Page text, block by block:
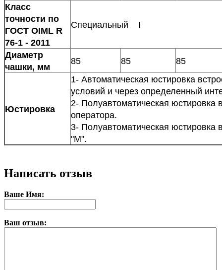
Класс
точности по
ГОСТ OIML R
76-1 - 2011
Специальный I
Диаметр
чашки, мм
85 85 85
Юстировка
1- Автоматическая юстировка
условий и через определенный
2- Полуавтоматическая юстировка
оператора.
3- Полуавтоматическая юстировка
"М".
Написать отзыв
Ваше Имя:
Ваш отзыв: